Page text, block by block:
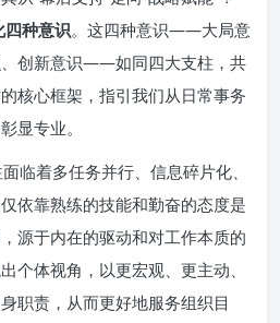
四种意识。这四种意识——大局意
创新意识——如同四大支柱，共
核心框架，指引我们从日常事务
显专业。
临着多任务并行、信息碎片化、
依靠熟练的技能和勤奋的态度是
源于内在的驱动和对工作本质的
个体视角，以更宏观、更主动、
职责，从而更好地服务组织目